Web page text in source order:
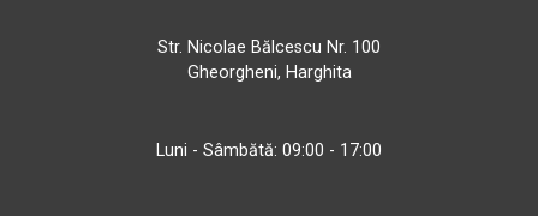
Str. Nicolae Bălcescu Nr. 100
Gheorgheni, Harghita
Luni - Sâmbătă: 09:00 - 17:00